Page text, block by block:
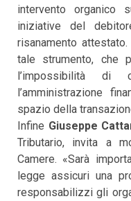
intervento organico
iniziative del
risanamento
tale strumento, che
l’impossibilità di
l’amministrazione
spazio della
Infine Giuseppe
Tributario, invita a
Camere. «Sarà
legge assicuri una
responsabilizzi gli